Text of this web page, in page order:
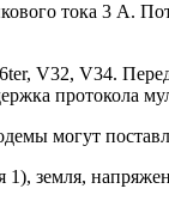
тока 3 А.
V32, V34.
протокола
могут
земля,